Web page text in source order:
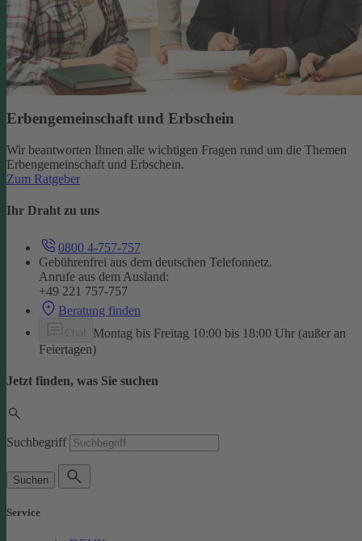
Erbengemeinschaft und Erbschein
Wir beantworten Ihnen alle wichtigen Fragen rund um die Themen
Erbengemeinschaft und Erbschein.
Zum Ratgeber
Ihr Draht zu uns
0800 4-757-757
Gebührenfrei aus dem deutschen Telefonnetz.
Anrufe aus dem Ausland:
+49 221 757-757
Beratung finden
Montag bis Freitag 10:00 bis 18:00 Uhr (außer an
Feiertagen)
Jetzt finden, was Sie suchen
Suchbegriff
Suchen
Service